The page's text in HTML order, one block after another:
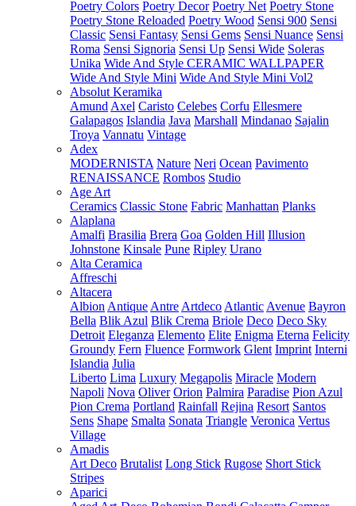
Poetry Colors Poetry Decor Poetry Net Poetry Stone
Poetry Stone Reloaded Poetry Wood Sensi 900 Sensi
Classic Sensi Fantasy Sensi Gems Sensi Nuance Sensi
Roma Sensi Signoria Sensi Up Sensi Wide Soleras
Unika Wide And Style CERAMIC WALLPAPER
Wide And Style Mini Wide And Style Mini Vol2
Absolut Keramika
Amund Axel Caristo Celebes Corfu Ellesmere
Galapagos Islandia Java Marshall Mindanao Sajalin
Troya Vannatu Vintage
Adex
MODERNISTA Nature Neri Ocean Pavimento
RENAISSANCE Rombos Studio
Age Art
Ceramics Classic Stone Fabric Manhattan Planks
Alaplana
Amalfi Brasilia Brera Goa Golden Hill Illusion
Johnstone Kinsale Pune Ripley Urano
Alta Ceramica
Affreschi
Altacera
Albion Antique Antre Artdeco Atlantic Avenue Bayron
Bella Blik Azul Blik Crema Briole Deco Deco Sky
Detroit Eleganza Elemento Elite Enigma Eterna Felicity
Groundy Fern Fluence Formwork Glent Imprint Interni
Islandia Julia
Liberto Lima Luxury Megapolis Miracle Modern
Napoli Nova Oliver Orion Palmira Paradise Pion Azul
Pion Crema Portland Rainfall Rejina Resort Santos
Sens Shape Smalta Sonata Triangle Veronica Vertus
Village
Amadis
Art Deco Brutalist Long Stick Rugose Short Stick
Stripes
Aparici